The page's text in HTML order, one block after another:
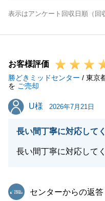
表示はアンケート回収日順（回
お客様評価
勝どきミッドセンター / 東京
を ご売却
U様
U様 2026年7月21日
長い間丁寧に対応して
長い間丁寧に対応して
東急リバブル
センターからの返答